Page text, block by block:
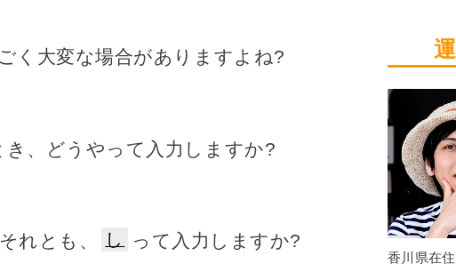
く大変な場合がありますよね?
、どうやって入力しますか?
れとも、 し って入力しますか?
香川県在